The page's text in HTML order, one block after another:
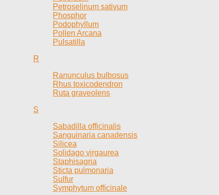
Petroselinum sativum
Phosphor
Podophyllum
Pollen Arcana
Pulsatilla
R
Ranunculus bulbosus
Rhus toxicodendron
Ruta graveolens
S
Sabadilla officinalis
Sanguinaria canadensis
Silicea
Solidago virgaurea
Staphisagria
Sticta pulmonaria
Sulfur
Symphytum officinale